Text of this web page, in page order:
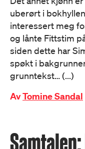
uberørt i
interessert meg
og lånte Fittstim
siden dette har
spøkt i
grunntekst… (...)
AvTomine Sandal